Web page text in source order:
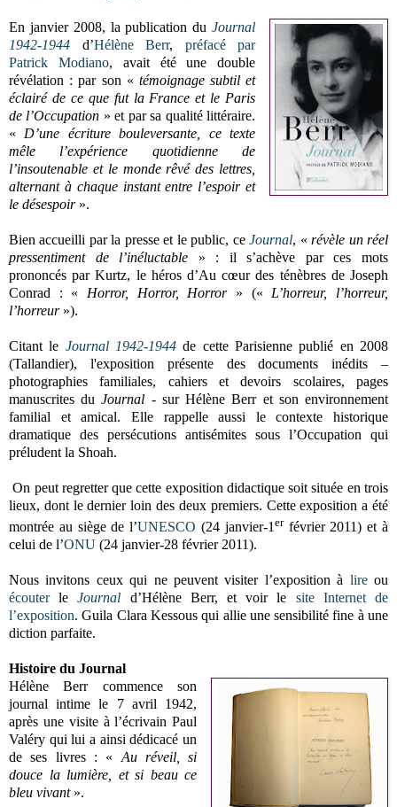
En janvier 2008, la publication duJournal
1942-1944 d’Hélène Berr, préfacé par
Patrick Modiano, avait été une double
révélation : par son « témoignage subtil et
éclairé de ce que fut la France et le Paris
de l’Occupation » et par sa qualité littéraire.
« D’une écriture bouleversante, ce texte
mêle l’expérience quotidienne de
l’insoutenable et le monde rêvé des lettres,
alternant à chaque instant entre l’espoir et
le désespoir».
Bien accueilli par la presse et le public, ceJournal, «révèle un réel
pressentiment de l’inéluctable » : il s’achève par ces mots
prononcés par Kurtz, le héros d’Au cœur des ténèbres de Joseph
Conrad : « Horror, Horror, Horror» (« L’horreur, l’horreur,
l’horreur»).
Citant le Journal 1942-1944 de cette Parisienne publié en 2008
(Tallandier), l'exposition présente des documents inédits –
photographies familiales, cahiers et devoirs scolaires, pages
manuscrites duJournal - sur Hélène Berr et son environnement
familial et amical. Elle rappelle aussi le contexte historique
dramatique des persécutions antisémites sous l’Occupation qui
préludent la Shoah.
On peut regretter que cette exposition didactique soit située en trois
lieux, dont le dernier loin des deux premiers. Cette exposition a été
montrée au siège de l’UNESCO (24 janvier-1 erfévrier 2011)et à
celui de l’ONU (24 janvier-28 février 2011).
Nous invitons ceux qui ne peuvent visiter l’exposition à lireou
écouterleJournal d’Hélène Berr, et voir le site Internet de
l’exposition. Guila Clara Kessous qui allie une sensibilité fine à une
diction parfaite.
Histoire du Journal
Hélène Berr commence son
journal intime le 7 avril 1942,
après une visite à l’écrivain Paul
Valéry qui lui a ainsi dédicacé un
de ses livres : « Au réveil, si
douce la lumière, et si beau ce
bleu vivant».